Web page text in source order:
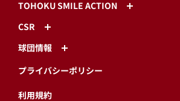
TOHOKU SMILE ACTION
CSR
球団情報
プライバシーポリシー
利用規約